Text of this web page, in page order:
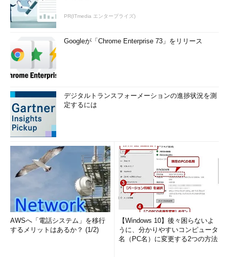
PR(ITmedia エンタープライズ)
Googleが「Chrome Enterprise 73」をリリース
デジタルトランスフォーメーションの進捗状況を測
定するには
AWSへ「電話システム」を移行
するメリットはあるか？ (1/2)
【Windows 10】後々困らないよ
うに、分かりやすいコンピュータ
名（PC名）に変更する2つの方法